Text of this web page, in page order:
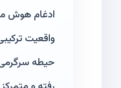
ادغام هوش
واقعیت
حیطه سرگرمی